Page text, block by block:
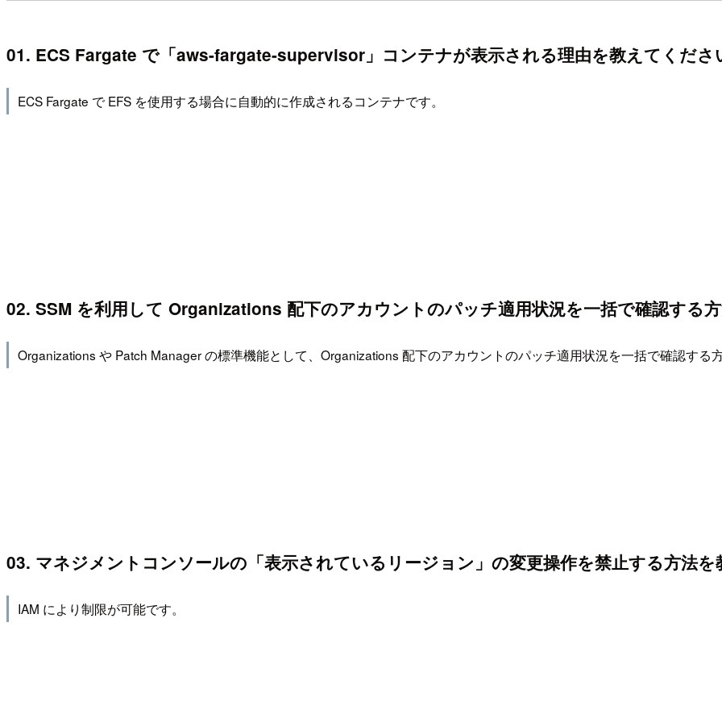
01. ECS Fargate で「aws-fargate-supervisor」コンテナが表示される理由を教えてくださ
ECS Fargate で EFS を使用する場合に自動的に作成されるコンテナです。
02. SSM を利用して Organizations 配下のアカウントのパッチ適用状況を一括で確認する
Organizations や Patch Manager の標準機能として、Organizations 配下のアカウントのパッチ適用状況を一括で確認する
03. マネジメントコンソールの「表示されているリージョン」の変更操作を禁止する方法
IAM により制限が可能です。